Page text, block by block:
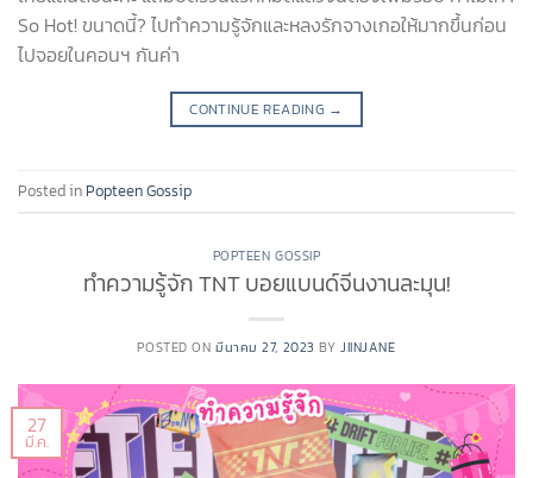
So Hot! ขนาดนี้? ไปทำความรู้จักและหลงรักจางเกอให้มากขึ้นก่อน
ไปจอยในคอนฯ กันค่า
CONTINUE READING →
Posted in Popteen Gossip
POPTEEN GOSSIP
ทำความรู้จัก TNT บอยแบนด์จีนงานละมุน!
POSTED ONมีนาคม 27, 2023 BYJIINJANE
27
มี.ค.